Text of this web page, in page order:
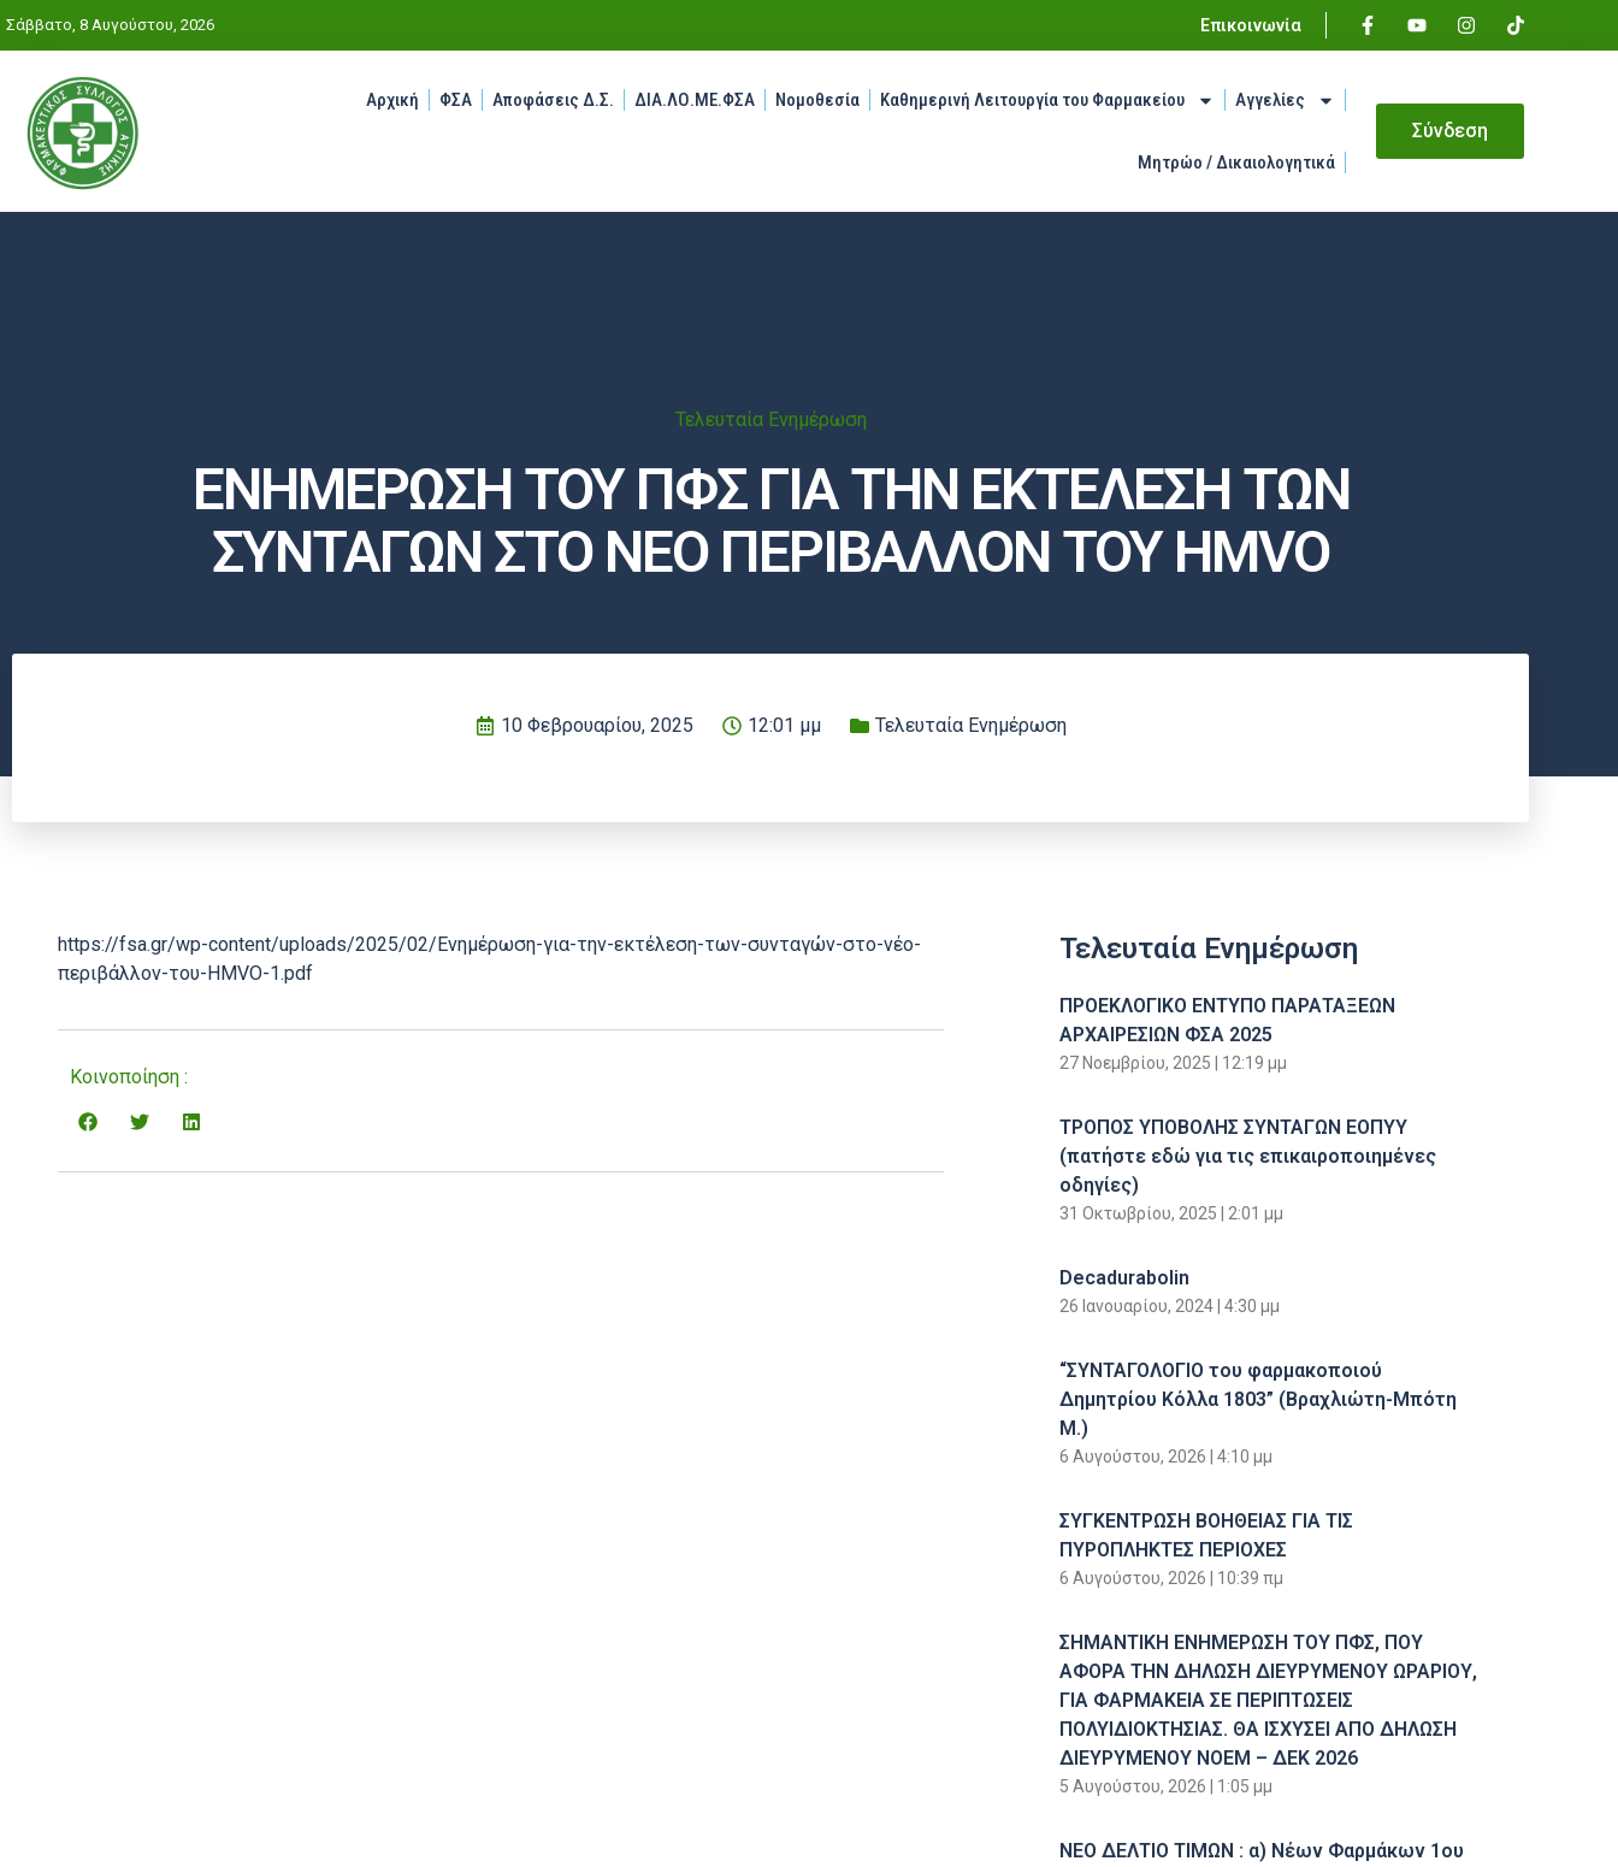
Σάββατο, 8 Αυγούστου, 2026 Επικοινωνία
Αρχική ΦΣΑ Αποφάσεις Δ.Σ. ΔΙΑ.ΛΟ.ΜΕ.ΦΣΑ Νομοθεσία Καθημερινή Λειτουργία του Φαρμακείου Αγγελίες
Μητρώο / Δικαιολογητικά
Σύνδεση
Τελευταία Ενημέρωση
ΕΝΗΜΕΡΩΣΗ ΤΟΥ ΠΦΣ ΓΙΑ ΤΗΝ ΕΚΤΕΛΕΣΗ ΤΩΝ
ΣΥΝΤΑΓΩΝ ΣΤΟ ΝΕΟ ΠΕΡΙΒΑΛΛΟΝ ΤΟΥ HMVO
10 Φεβρουαρίου, 2025 12:01 μμ Τελευταία Ενημέρωση
https://fsa.gr/wp-content/uploads/2025/02/Ενημέρωση-για-την-εκτέλεση-των-συνταγών-στο-νέο-
περιβάλλον-του-HMVO-1.pdf
Κοινοποίηση :
Τελευταία Ενημέρωση
ΠΡΟΕΚΛΟΓΙΚΟ ΕΝΤΥΠΟ ΠΑΡΑΤΑΞΕΩΝ
ΑΡΧΑΙΡΕΣΙΩΝ ΦΣΑ 2025
27 Νοεμβρίου, 2025 12:19 μμ
ΤΡΟΠΟΣ ΥΠΟΒΟΛΗΣ ΣΥΝΤΑΓΩΝ ΕΟΠΥΥ
(πατήστε εδώ για τις επικαιροποιημένες
οδηγίες)
31 Οκτωβρίου, 2025 2:01 μμ
Decadurabolin
26 Ιανουαρίου, 2024 4:30 μμ
“ΣΥΝΤΑΓΟΛΟΓΙΟ του φαρμακοποιού
Δημητρίου Κόλλα 1803” (Βραχλιώτη-Μπότη
Μ.)
6 Αυγούστου, 2026 4:10 μμ
ΣΥΓΚΕΝΤΡΩΣΗ ΒΟΗΘΕΙΑΣ ΓΙΑ ΤΙΣ
ΠΥΡΟΠΛΗΚΤΕΣ ΠΕΡΙΟΧΕΣ
6 Αυγούστου, 2026 10:39 πμ
ΣΗΜΑΝΤΙΚΗ ΕΝΗΜΕΡΩΣΗ ΤΟΥ ΠΦΣ, ΠΟΥ
ΑΦΟΡΑ ΤΗΝ ΔΗΛΩΣΗ ΔΙΕΥΡΥΜΕΝΟΥ ΩΡΑΡΙΟΥ,
ΓΙΑ ΦΑΡΜΑΚΕΙΑ ΣΕ ΠΕΡΙΠΤΩΣΕΙΣ
ΠΟΛΥΙΔΙΟΚΤΗΣΙΑΣ. ΘΑ ΙΣΧΥΣΕΙ ΑΠΟ ΔΗΛΩΣΗ
ΔΙΕΥΡΥΜΕΝΟΥ ΝΟΕΜ – ΔΕΚ 2026
5 Αυγούστου, 2026 1:05 μμ
ΝΕΟ ΔΕΛΤΙΟ ΤΙΜΩΝ : α) Νέων Φαρμάκων 1ου